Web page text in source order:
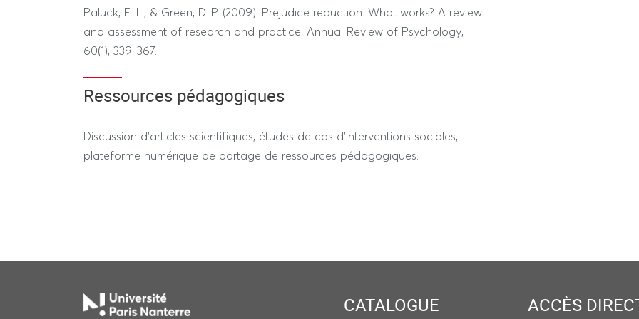
Paluck, E. L., & Green, D. P. (2009). Prejudice reduction: What works? A review
and assessment of research and practice. Annual Review of Psychology,
60(1), 339-367.
Ressources pédagogiques
Discussion d’articles scientifiques, études de cas d’interventions sociales,
plateforme numérique de partage de ressources pédagogiques.
CATALOGUE ACCÈS